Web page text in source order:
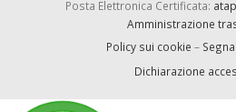
Posta Elettronica Certificata:
Amministrazione
Policy sui cookie –
Dichiarazione